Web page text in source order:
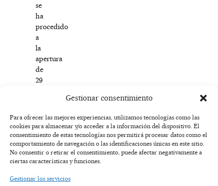
Gestionar consentimiento
Para ofrecer las mejores experiencias, utilizamos tecnologías como las
cookies para almacenar y/o acceder a la información del dispositivo. El
consentimiento de estas tecnologías nos permitirá procesar datos como el
comportamiento de navegación o las identificaciones únicas en este sitio.
No consentir o retirar el consentimiento, puede afectar negativamente a
ciertas características y funciones.
Gestionar los servicios
se
ha
procedido
a
la
apertura
de
29
comedores.
F
a
c
e
I
n
s
t
X
-
t
w
Y
o
u
t
T
i
k
t
AVISO